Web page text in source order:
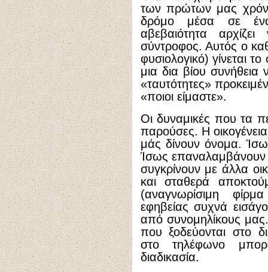
των πρώτων μας
δρόμο μέσα σε ένα
αβεβαιότητα
σύντροφος. Αυτός ο
φυσιολογικό) γίνεται
μια δια βίου συνήθεια
«ταυτότητες»
«ποιοι είμαστε».
Οι δυναμικές που τα
παρούσες. Η
μάς δίνουν όνομα.
Ίσως επαναλαμβάνουν
συγκρίνουν με άλλα
και σταθερά
(αναγνωρίσιμη
εφηβείας συχνά
από συνομηλίκους
που ξοδεύονται στο
στο τηλέφωνο
διαδικασία.